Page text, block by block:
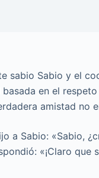
sabio Sabio y el
en el
amistad no
a Sabio: «Sabio,
«¡Claro que